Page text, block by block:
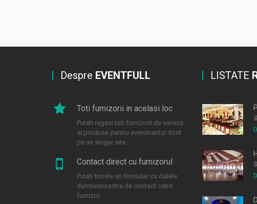
Despre EVENTFULL
Toti furnizorii in acelasi loc
Puteti regasi toti furnizorii de servicii
si produse pentru evenimentul dorit
pe un singur site.
Contact direct cu furnizorul
Puteti trimite un formular cu datele
dumneavoastra de contact catre
furnizor.
LISTATE